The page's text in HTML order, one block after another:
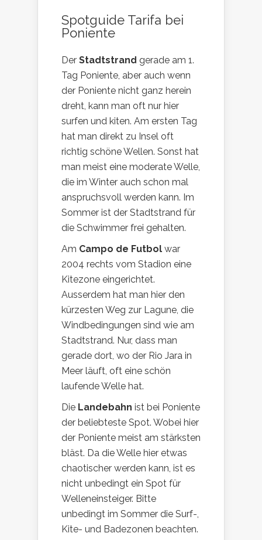
Spotguide Tarifa bei
Poniente
Der Stadtstrand gerade am 1.
Tag Poniente, aber auch wenn
der Poniente nicht ganz herein
dreht, kann man oft nur hier
surfen und kiten. Am ersten Tag
hat man direkt zu Insel oft
richtig schöne Wellen. Sonst hat
man meist eine moderate Welle,
die im Winter auch schon mal
anspruchsvoll werden kann. Im
Sommer ist der Stadtstrand für
die Schwimmer frei gehalten.
Am Campo de Futbol war
2004 rechts vom Stadion eine
Kitezone eingerichtet.
Ausserdem hat man hier den
kürzesten Weg zur Lagune, die
Windbedingungen sind wie am
Stadtstrand. Nur, dass man
gerade dort, wo der Rio Jara in
Meer läuft, oft eine schön
laufende Welle hat.
Die Landebahn ist bei Poniente
der beliebteste Spot. Wobei hier
der Poniente meist am stärksten
bläst. Da die Welle hier etwas
chaotischer werden kann, ist es
nicht unbedingt ein Spot für
Welleneinsteiger. Bitte
unbedingt im Sommer die Surf-,
Kite- und Badezonen beachten.